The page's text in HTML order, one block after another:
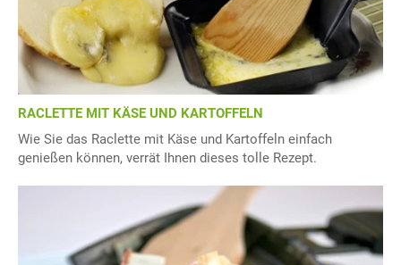
RACLETTE MIT KÄSE UND KARTOFFELN
Wie Sie das Raclette mit Käse und Kartoffeln einfach
genießen können, verrät Ihnen dieses tolle Rezept.